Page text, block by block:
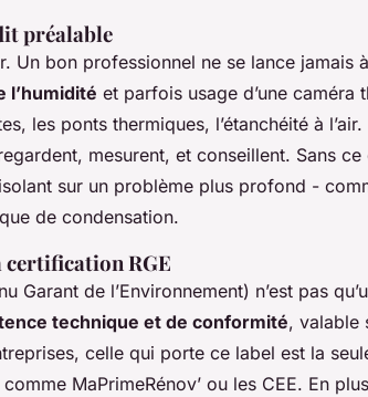
préalable
Un bon professionnel ne se lance jamais
l’humidité et parfois usage d’une caméra
les ponts thermiques, l’étanchéité à
mesurent, et conseillent. Sans
sur un problème plus profond -
de condensation.
certification RGE
Garant de l’Environnement) n’est pas
technique et de conformité, valable
celle qui porte ce label est la
MaPrimeRénov’ ou les CEE. En